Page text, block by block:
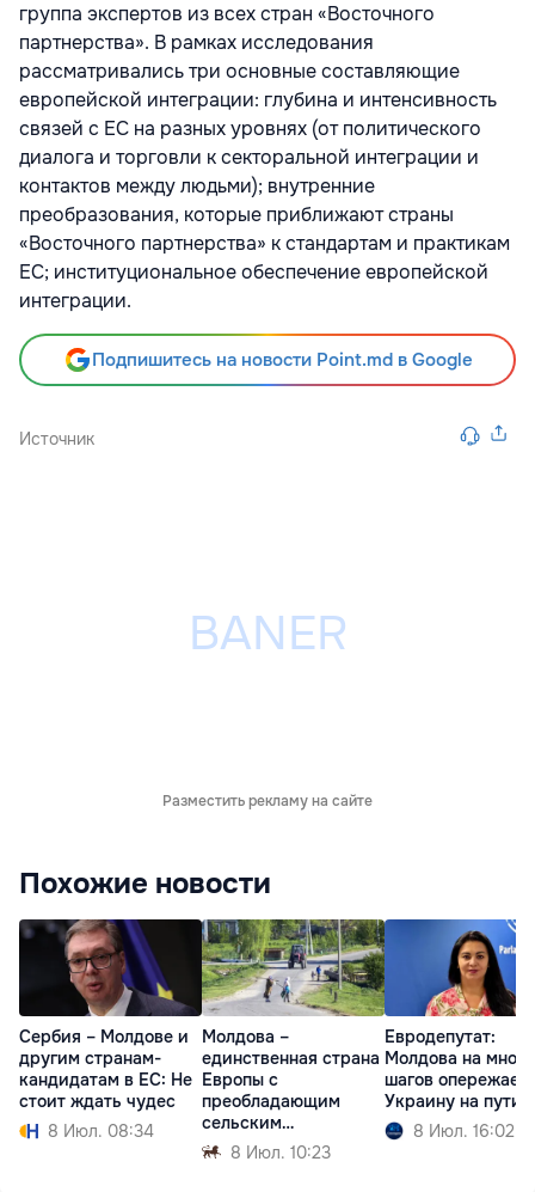
группа экспертов из всех стран «Восточного
партнерства». В рамках исследования
рассматривались три основные составляющие
европейской интеграции: глубина и интенсивность
связей с ЕС на разных уровнях (от политического
диалога и торговли к секторальной интеграции и
контактов между людьми); внутренние
преобразования, которые приближают страны
«Восточного партнерства» к стандартам и практикам
ЕС; институциональное обеспечение европейской
интеграции.
Подпишитесь на новости Point.md в Google
Источник
Разместить рекламу на сайте
Похожие новости
Сербия – Молдове и
другим странам-
кандидатам в ЕС: Не
стоит ждать чудес
8 Июл. 08:34
Молдова –
единственная страна
Европы с
преобладающим
сельским
населением
8 Июл. 10:23
Евродепутат:
Молдова на много
шагов опережает
Украину на пути
8 Июл. 16:02